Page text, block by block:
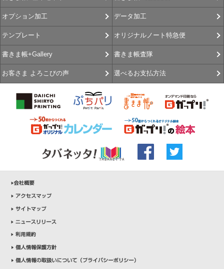
オプション加工 データ加工
テンプレート オリジナルノート特急便
書きま帳+Gallery 書きま帳査隊
お客さま よろこびの声 選べるお支払方法